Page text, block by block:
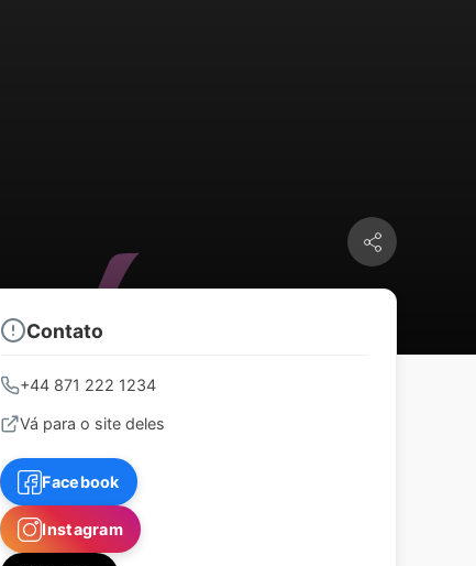
Contato
+44 871 222 1234
Vá para o site deles
Facebook
Instagram